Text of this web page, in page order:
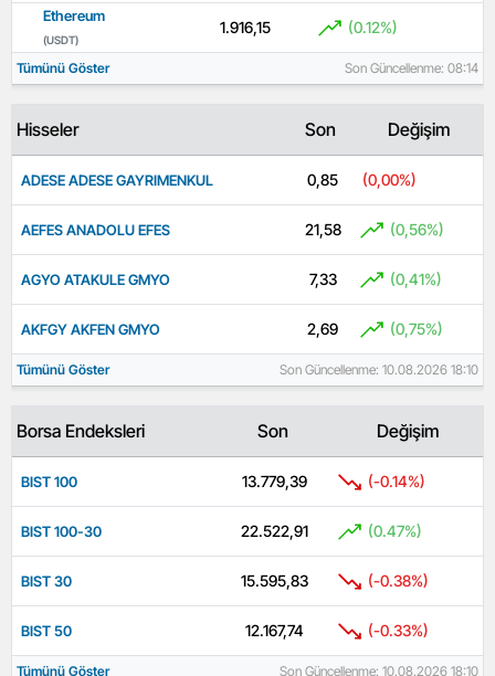
Ethereum
(USDT)
1.916,15 (0.12%)
Tümünü Göster Son Güncellenme: 08:14
Hisseler Son Değişim
ADESE ADESE GAYRIMENKUL 0,85 (0,00%)
AEFES ANADOLU EFES 21,58 (0,56%)
AGYO ATAKULE GMYO 7,33 (0,41%)
AKFGY AKFEN GMYO 2,69 (0,75%)
Tümünü Göster Son Güncellenme: 10.08.2026 18:10
Borsa Endeksleri Son Değişim
BIST 100 13.779,39 (-0.14%)
BIST 100-30 22.522,91 (0.47%)
BIST 30 15.595,83 (-0.38%)
BIST 50 12.167,74 (-0.33%)
Tümünü Göster Son Güncellenme: 10.08.2026 18:10